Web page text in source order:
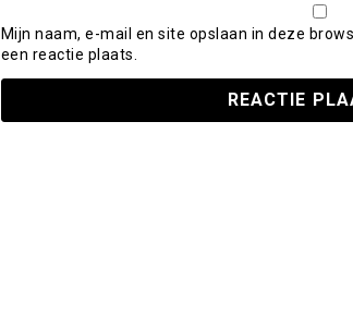
Mijn naam, e-mail en site opslaan in deze
een reactie plaats.